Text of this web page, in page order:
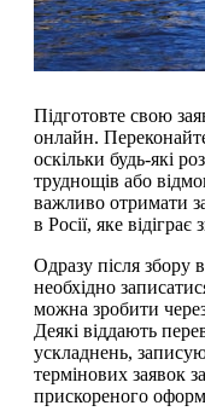
Підготовте свою
онлайн.
оскільки будь-які
труднощів або
важливо отримати
в Росії, яке
Одразу після збору
необхідно
можна зробити
Деякі віддають
ускладнень,
термінових заявок
прискореного